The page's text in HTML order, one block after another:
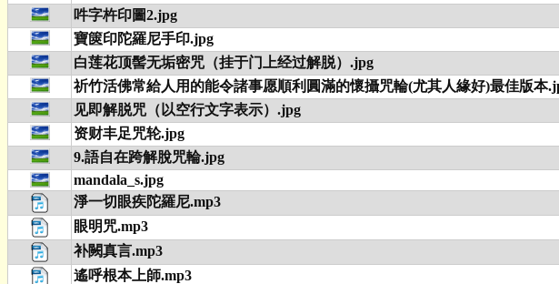
吽字杵印圖2.jpg
寶篋印陀羅尼手印.jpg
白莲花顶髻无垢密咒（挂于门上经过解脱）.jpg
祈竹活佛常給人用的能令諸事愿順利圓滿的懷攝咒輪(尤其人緣好)最佳版本
见即解脱咒（以空行文字表示）.jpg
资财丰足咒轮.jpg
9.語自在跨解脫咒輪.jpg
mandala_s.jpg
淨一切眼疾陀羅尼.mp3
眼明咒.mp3
补闕真言.mp3
遙呼根本上師.mp3